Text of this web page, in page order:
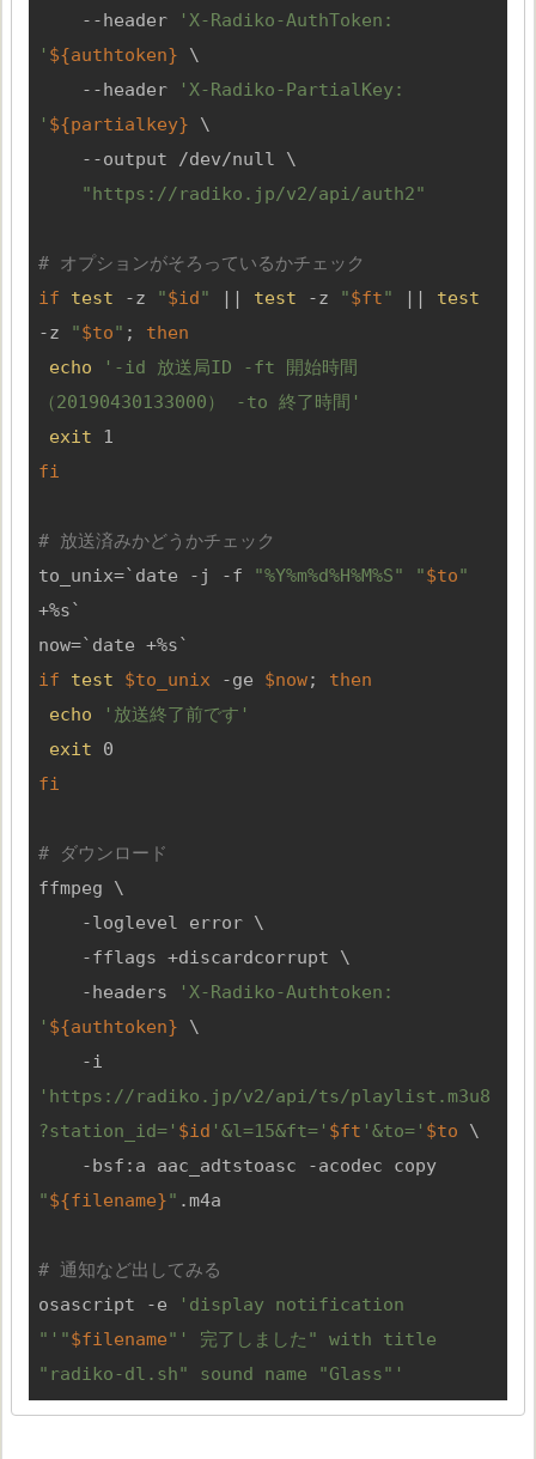
    --header
'X-Radiko-AuthToken:
' ${authtoken} \
    --header
'X-Radiko-PartialKey:
' ${partialkey} \
"https://radiko.jp/v2/api/auth2"
# オプションがそろっているかチェック
if
test -z "$id" || test -z "$ft" || test
-z
"$to" ; then
echo
'-id 放送局ID -ft 開始時間
（20190430133000） -to 終了時間'
exit
fi
# 放送済みかどうかチェック
to_unix=`date -j -f
"%Y%m%d%H%M%S" "$to"
+%s`
if
test $to_unix -ge $now; then
echo
'放送終了前です'
exit
fi
# ダウンロード
ffmpeg \
    -headers
'X-Radiko-Authtoken:
' ${authtoken} \
'https://radiko.jp/v2/api/ts/playlist.m3u8
?station_id=' $id '&l=15&ft=' $ft '&to=' $to \
    -bsf:a aac_adtstoasc -acodec copy
"${filename}" .m4a
# 通知など出してみる
osascript -e
'display notification
"' "$filename" ' 完了しました" with title
"radiko-dl.sh" sound name "Glass"'